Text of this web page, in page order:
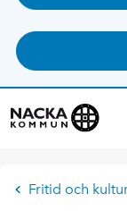
Fritid och